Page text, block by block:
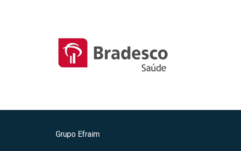
Grupo Efraim